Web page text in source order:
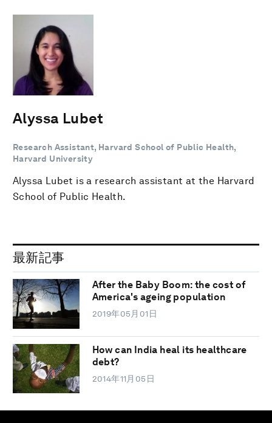
Alyssa Lubet
Research Assistant, Harvard School of Public Health,
Harvard University
Alyssa Lubet is a research assistant at the Harvard
School of Public Health.
最新記事
After the Baby Boom: the cost of
America's ageing population
2019年05月01日
How can India heal its healthcare
debt?
2014年11月05日